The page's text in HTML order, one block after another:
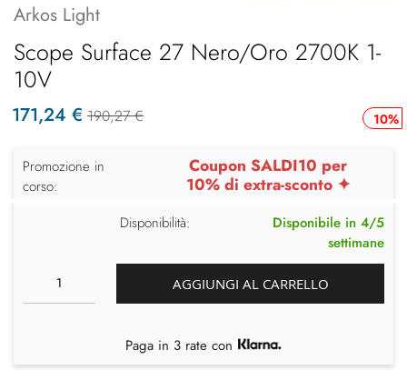
Arkos Light
Scope Surface 27 Nero/Oro 2700K 1-
10V
10%
171,24 € 190,27 €
Promozione in
corso:
Coupon SALDI10 per
10% di extra-sconto ✦
Disponibilità:
Disponibile in 4/5
settimane
AGGIUNGI AL CARRELLO
Paga in 3 rate con